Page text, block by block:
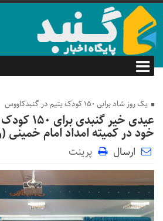
یک روز شاد برابی 150 کودک یتیم در گنبدکاووس
عیدی خیر
خود در کمیته امداد امام خمینی
ارسال پرینت